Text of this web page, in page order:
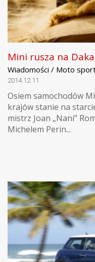
Mini rusza na
Wiadomości / Moto
2014.12.11
Osiem samochodów
krajów stanie na
mistrz Joan „Nani”
Michelem Perin...